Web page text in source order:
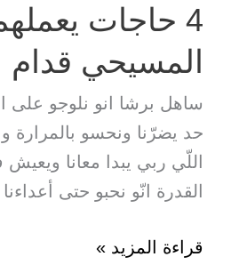
4 حاجات
المسيحي قدام
ساهل برشا انو نلوجو على
حد يضرّنا ونحسو بالمرارة
اللّي ربي يبدا معانا ويعيش
القدرة انّو نحبو حتى أعداءنا
4
قراءة المزيد »